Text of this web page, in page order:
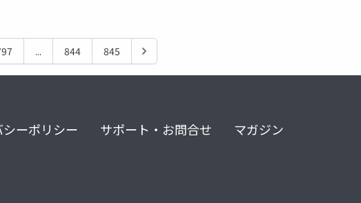
... 844 845
ーポリシー サポート・お問合せ マガジン